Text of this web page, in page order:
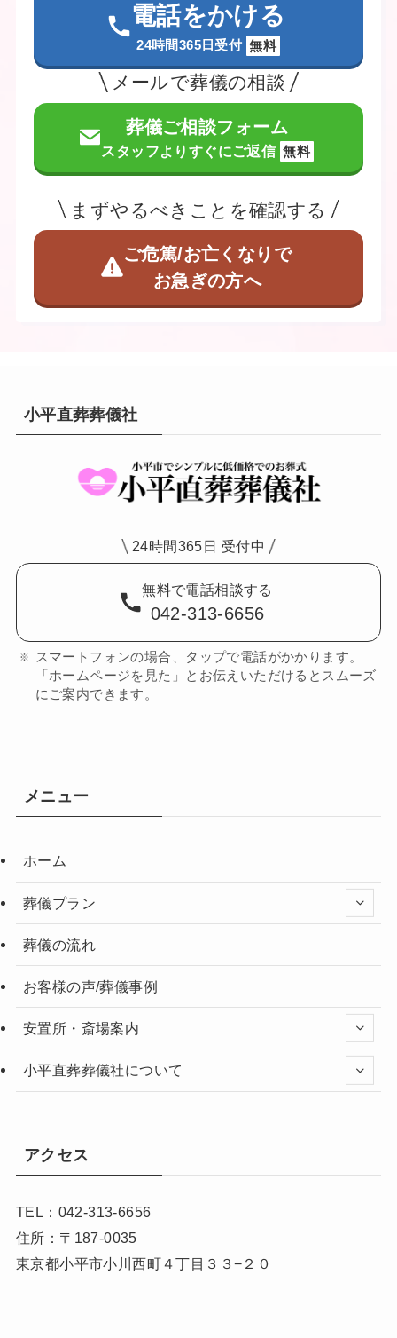
電話をかける
24時間365日受付 無料
メールで葬儀の相談
葬儀ご相談フォーム
スタッフよりすぐにご返信 無料
まずやるべきことを確認する
ご危篤/お亡くなりで
お急ぎの方へ
小平直葬葬儀社
24時間365日 受付中
無料で電話相談する
042-313-6656
スマートフォンの場合、タップで電話がかかります。
「ホームページを見た」とお伝えいただけるとスムーズ
にご案内できます。
メニュー
ホーム
葬儀プラン
葬儀の流れ
お客様の声/葬儀事例
安置所・斎場案内
小平直葬葬儀社について
アクセス
TEL：042-313-6656
住所：〒187-0035
東京都小平市小川西町４丁目３３−２０